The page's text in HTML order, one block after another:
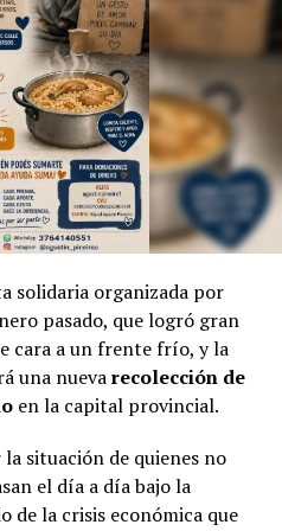
estructuras técnicas,
de la tecnología
siempre “habrá una
que el arte suele ser
populares de
Vírgenes, como también
que se mezclan con las
durante enero. “A
del Litoral”, define.
incluyó alCurupí, el
que tiene un pene
un hecho que significó
Mario del Tránsito
donde se hacía e festival
solidaria organizada por
pasado, que logró gran
cara a un frente frío, y la
una nuevarecolección de
en la capital provincial.
situación de quienes no
el día a día bajo la
de la crisis económica que